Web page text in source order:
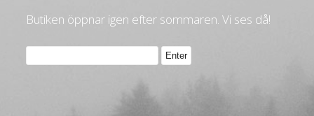
Butiken öppnar igen efter sommaren. Vi ses då!